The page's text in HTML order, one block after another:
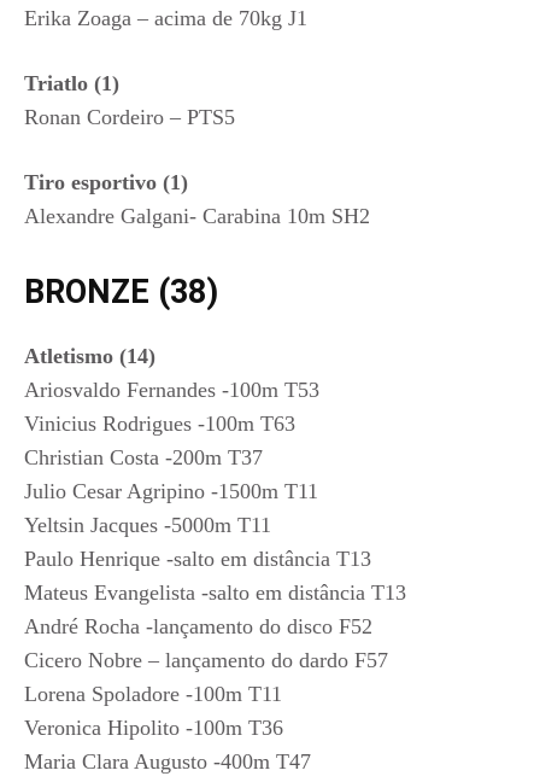
Erika Zoaga – acima de 70kg J1
Triatlo (1)
Ronan Cordeiro – PTS5
Tiro esportivo (1)
Alexandre Galgani- Carabina 10m SH2
BRONZE (38)
Atletismo (14)
Ariosvaldo Fernandes -100m T53
Vinicius Rodrigues -100m T63
Christian Costa -200m T37
Julio Cesar Agripino -1500m T11
Yeltsin Jacques -5000m T11
Paulo Henrique -salto em distância T13
Mateus Evangelista -salto em distância T13
André Rocha -lançamento do disco F52
Cicero Nobre – lançamento do dardo F57
Lorena Spoladore -100m T11
Veronica Hipolito -100m T36
Maria Clara Augusto -400m T47